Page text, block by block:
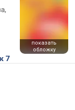
показать
обложку
7